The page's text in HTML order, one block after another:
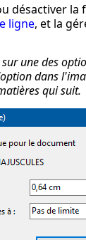
désactiver la
ligne, et la
une des
dans
qui suit.